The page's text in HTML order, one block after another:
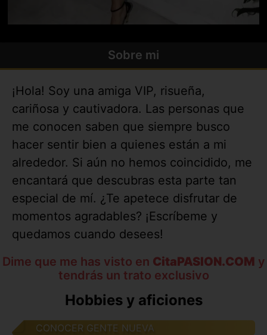
Sobre mi
¡Hola! Soy una amiga VIP, risueña,
cariñosa y cautivadora. Las personas que
me conocen saben que siempre busco
hacer sentir bien a quienes están a mi
alrededor. Si aún no hemos coincidido, me
encantará que descubras esta parte tan
especial de mí. ¿Te apetece disfrutar de
momentos agradables? ¡Escríbeme y
quedamos cuando desees!
Dime que me has visto en CitaPASION.COM y
tendrás un trato exclusivo
Hobbies y aficiones
CONOCER GENTE NUEVA